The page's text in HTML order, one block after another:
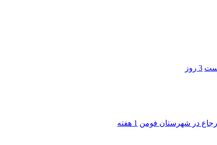
3 روز
ارجاع در شهرستان فومن 1 هفته